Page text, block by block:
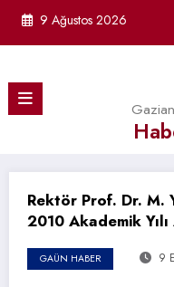
9 Ağustos 2026
Rektör Prof. Dr. M.
2010 Akademik Yılı
GAÜN HABER 9